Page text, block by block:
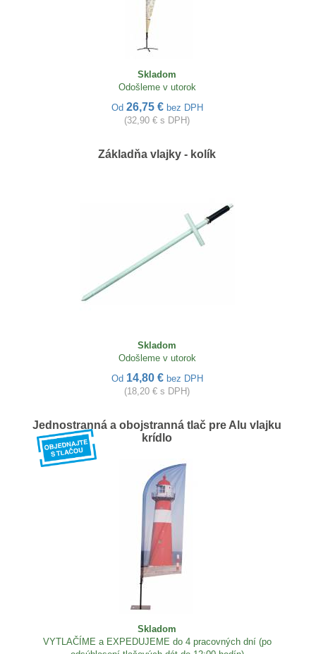
Skladom
Odošleme v utorok
Od 26,75 € bez DPH
(32,90 € s DPH)
Základňa vlajky - kolík
Skladom
Odošleme v utorok
Od 14,80 € bez DPH
(18,20 € s DPH)
Jednostranná a obojstranná tlač pre Alu vlajku
krídlo
Skladom
VYTLAČÍME a EXPEDUJEME do 4 pracovných dní (po